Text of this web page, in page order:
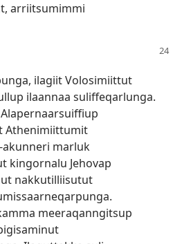
arriitsumimmi
ilagiit Volosimiittut
ilaannaa suliffeqarlunga.
Athenimiittumit
akunneri marluk
kingornalu Jehovap
nakkutilliisutut
meeraqanngitsup